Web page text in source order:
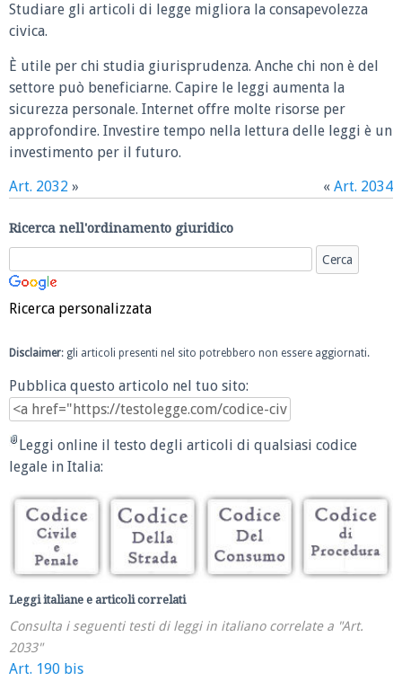
Studiare gli articoli di legge migliora la consapevolezza
civica.
È utile per chi studia giurisprudenza. Anche chi non è del
settore può beneficiarne. Capire le leggi aumenta la
sicurezza personale. Internet offre molte risorse per
approfondire. Investire tempo nella lettura delle leggi è un
investimento per il futuro.
Art. 2032 » « Art. 2034
Ricerca nell'ordinamento giuridico
Ricerca personalizzata
Disclaimer: gli articoli presenti nel sito potrebbero non essere aggiornati.
Pubblica questo articolo nel tuo sito:
Leggi online il testo degli articoli di qualsiasi codice
legale in Italia:
Leggi italiane e articoli correlati
Consulta i seguenti testi di leggi in italiano correlate a "Art.
2033"
Art. 190 bis